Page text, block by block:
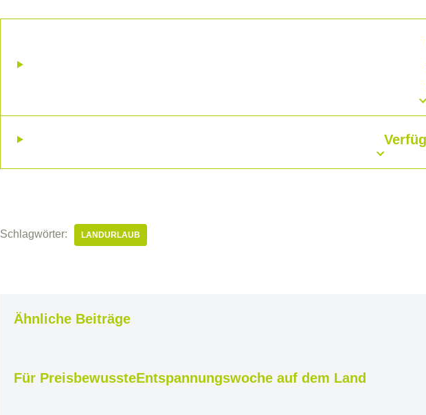
Schlagwörter: LANDURLAUB
Ähnliche Beiträge
Für PreisbewussteEntspannungswoche auf dem Land